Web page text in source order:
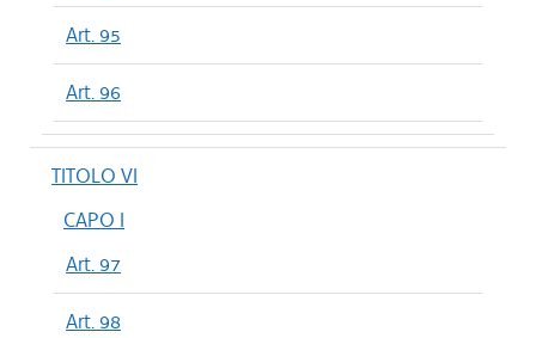
Art. 95
Art. 96
TITOLO VI
CAPO I
Art. 97
Art. 98